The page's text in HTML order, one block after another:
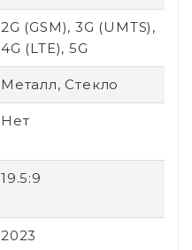
2G (GSM), 3G (UMTS),
4G (LTE), 5G
Металл, Стекло
Нет
19.5:9
2023